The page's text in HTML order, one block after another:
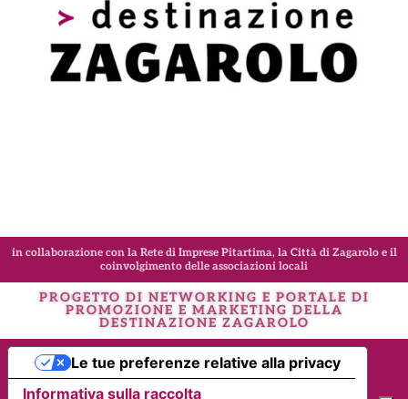
in collaborazione con la Rete di Imprese Pitartima, la Città di Zagarolo e il
coinvolgimento delle associazioni locali
PROGETTO DI NETWORKING E PORTALE DI
PROMOZIONE E MARKETING DELLA
DESTINAZIONE ZAGAROLO
Informativa sulla raccolta
Le tue preferenze relative alla privacy